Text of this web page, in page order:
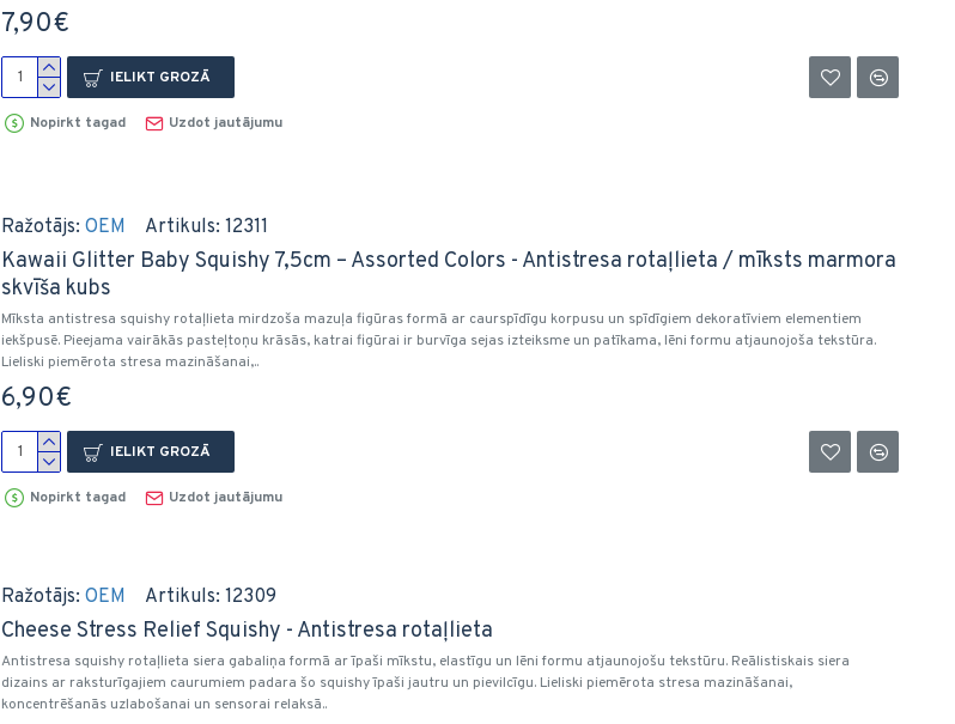
7,90€
IELIKT GROZĀ
Nopirkt tagad Uzdot jautājumu
Ražotājs: OEM Artikuls: 12311
Kawaii Glitter Baby Squishy 7,5cm – Assorted Colors - Antistresa rotaļlieta / mīksts marmora
skvīša kubs
Mīksta antistresa squishy rotaļlieta mirdzoša mazuļa figūras formā ar caurspīdīgu korpusu un spīdīgiem dekoratīviem elementiem
iekšpusē. Pieejama vairākās pasteļtoņu krāsās, katrai figūrai ir burvīga sejas izteiksme un patīkama, lēni formu atjaunojoša tekstūra.
Lieliski piemērota stresa mazināšanai,..
6,90€
IELIKT GROZĀ
Nopirkt tagad Uzdot jautājumu
Ražotājs: OEM Artikuls: 12309
Cheese Stress Relief Squishy - Antistresa rotaļlieta
Antistresa squishy rotaļlieta siera gabaliņa formā ar īpaši mīkstu, elastīgu un lēni formu atjaunojošu tekstūru. Reālistiskais siera
dizains ar raksturīgajiem caurumiem padara šo squishy īpaši jautru un pievilcīgu. Lieliski piemērota stresa mazināšanai,
koncentrēšanās uzlabošanai un sensorai relaksā..